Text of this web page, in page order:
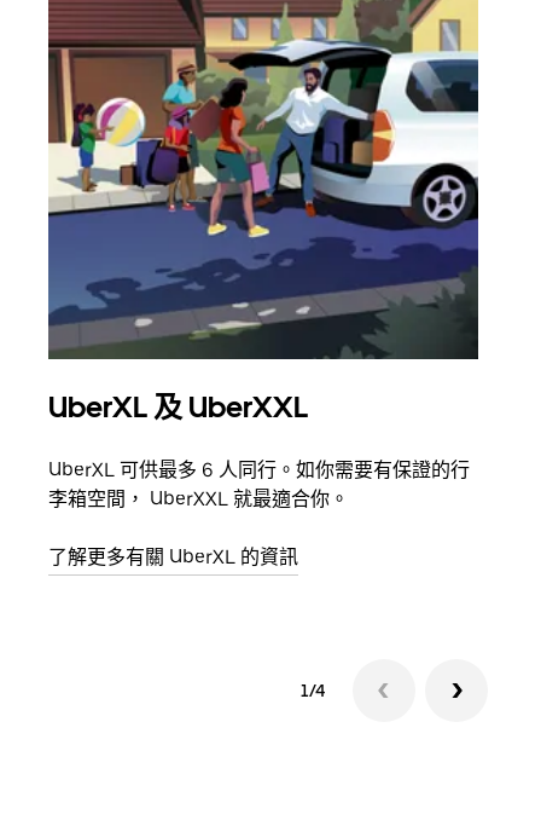
UberXL 及 UberXXL
UberXL 可供最多 6 人同行。如你需要有保證的行
李箱空間， UberXXL 就最適合你。
了解更多有關 UberXL 的資訊
1/4